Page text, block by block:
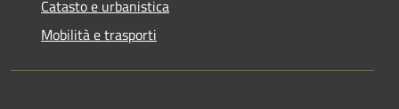
Catasto e urbanistica
Mobilità e trasporti